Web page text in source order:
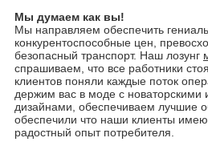
Мы думаем как вы!
Мы направляем обеспечить
конкурентоспособные цен,
безопасный транспорт. Наш лозунг
спрашиваем, что все работники
клиентов поняли каждые поток
держим вас в моде с новаторскими
дизайнами, обеспечиваем лучшие
обеспечили что наши клиенты
радостный опыт потребителя.